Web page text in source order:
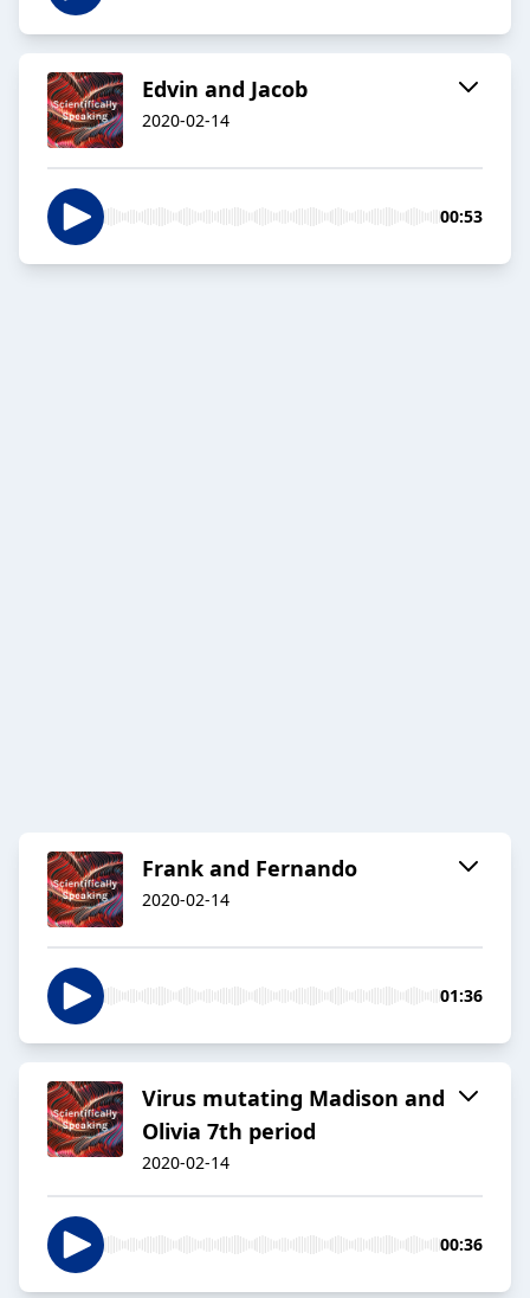
Edvin and Jacob
2020-02-14
00:53
Frank and Fernando
2020-02-14
01:36
Virus mutating Madison and
Olivia 7th period
2020-02-14
00:36